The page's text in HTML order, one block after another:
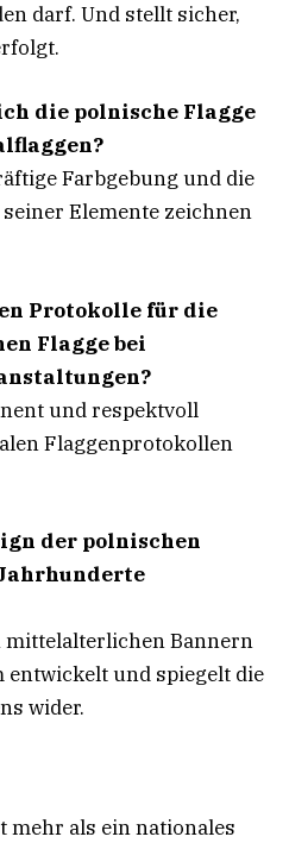
darf. Und stellt sicher,
die polnische Flagge
Farbgebung und die
Elemente zeichnen
Protokolle für die
Flagge bei
und respektvoll
Flaggenprotokollen
der polnischen
mittelalterlichen Bannern
und spiegelt die
wider.
mehr als ein nationales